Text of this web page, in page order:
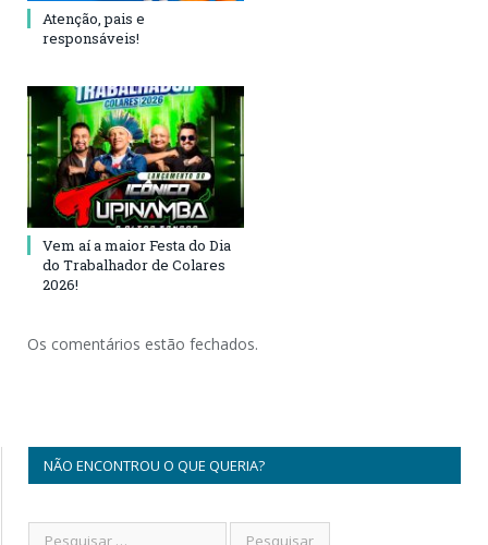
Atenção, pais e
responsáveis!
Vem aí a maior Festa do Dia
do Trabalhador de Colares
2026!
Os comentários estão fechados.
NÃO ENCONTROU O QUE QUERIA?